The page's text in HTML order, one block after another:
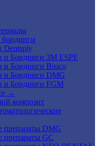
Dentsply
и Бондинги 3M ESPE
и Бондинги Bisico
и Бондинги DMG
и Бондинги FGM
→
композит
препараты DMG
препараты GC